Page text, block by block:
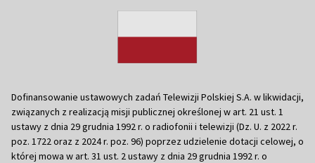
Dofinansowanie ustawowych zadań Telewizji Polskiej S.A. w likwidacji,
związanych z realizacją misji publicznej określonej w art. 21 ust. 1
ustawy z dnia 29 grudnia 1992 r. o radiofonii i telewizji (Dz. U. z 2022 r.
poz. 1722 oraz z 2024 r. poz. 96) poprzez udzielenie dotacji celowej, o
której mowa w art. 31 ust. 2 ustawy z dnia 29 grudnia 1992 r. o